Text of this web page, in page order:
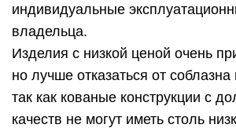
индивидуальные
владельца.
Изделия с низкой ценой очень
но лучше отказаться от соблазна
так как кованые конструкции с
качеств не могут иметь столь